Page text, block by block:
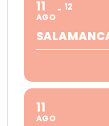
11
AGO
12
11
AGO